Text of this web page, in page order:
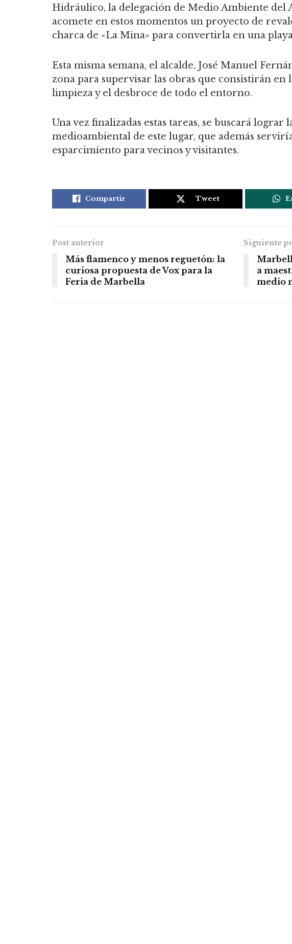
Hidráulico, la delegación de Medio Ambiente del
acomete en estos momentos un proyecto de
charca de «La Mina» para convertirla en una
Esta misma semana, el alcalde, José Manuel
zona para supervisar las obras que consistirán en
limpieza y el desbroce de todo el entorno.
Una vez finalizadas estas tareas, se buscará lograr
medioambiental de este lugar, que además
esparcimiento para vecinos y visitantes.
Compartir Tweet
Post anterior
Más flamenco y menos reguetón: la
curiosa propuesta de Vox para la
Feria de Marbella
Siguiente
a
medio